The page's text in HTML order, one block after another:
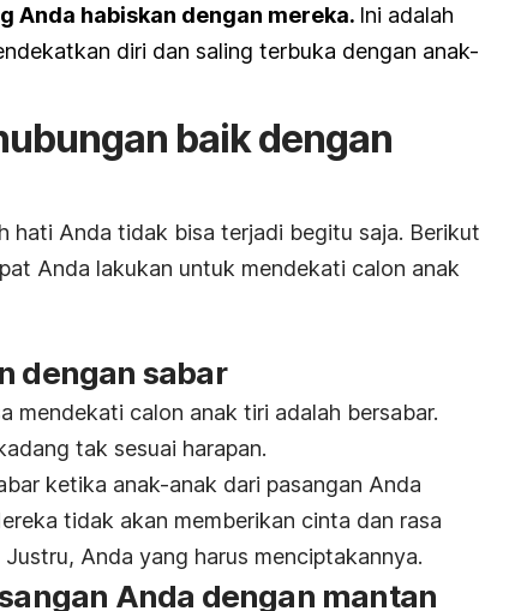
Anda habiskan dengan mereka. Ini adalah
diri dan saling terbuka dengan anak-
baik dengan
hati Anda tidak bisa terjadi begitu saja. Berikut
Anda lakukan untuk mendekati calon anak
dengan sabar
mendekati calon anak tiri adalah bersabar.
tak sesuai harapan.
ketika anak-anak dari pasangan Anda
tidak akan memberikan cinta dan rasa
Anda yang harus menciptakannya.
Anda dengan mantan